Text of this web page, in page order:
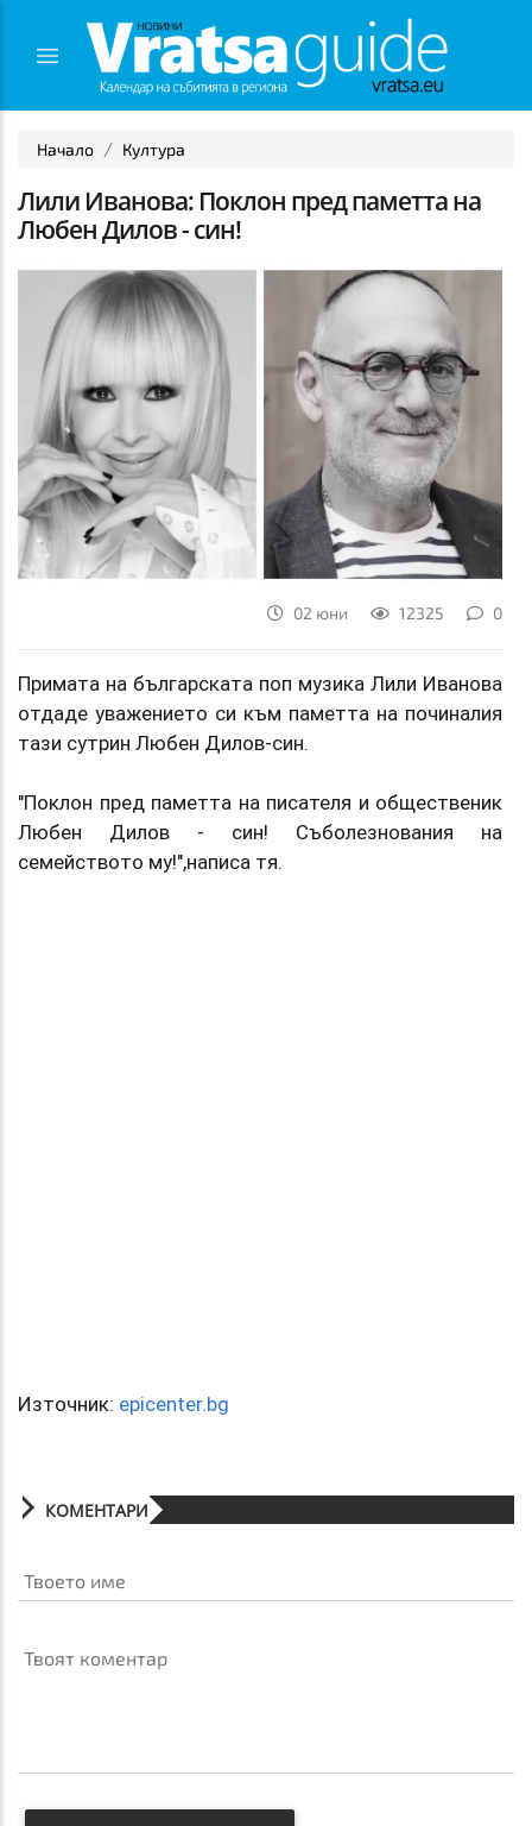
Начало Култура
Лили Иванова: Поклон пред паметта на
Любен Дилов - син!
02 юни 12325 0
Примата на българската поп музика Лили Иванова
отдаде уважението си към паметта на починалия
тази сутрин Любен Дилов-син.
"Поклон пред паметта на писателя и общественик
Любен Дилов - син! Съболезнования на
семейството му!",написа тя.
Източник: epicenter.bg
КОМЕНТАРИ
Твоето име
Твоят коментар